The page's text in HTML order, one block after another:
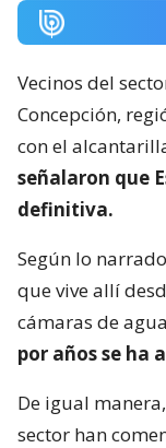
Vecinos del
Concepción,
con el
señalaron que
definitiva.
Según lo
que vive allí
cámaras de
por años se ha
De igual
sector han